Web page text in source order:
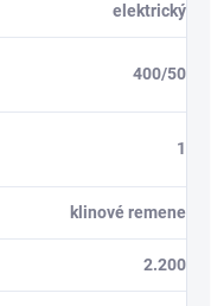
elektrický
400/50
1
klinové remene
2.200